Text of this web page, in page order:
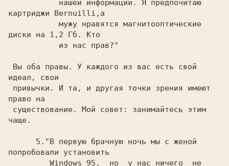
картриджи Bernuilli,а
диски на 1,2 Гб. Кто
идеал, свои
право на
чаще.
попробовали установить